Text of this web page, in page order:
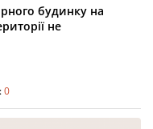
будинку на
не
0